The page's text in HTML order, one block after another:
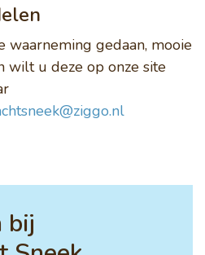
waarneming gedaan, mooie
wilt u deze op onze site
bij